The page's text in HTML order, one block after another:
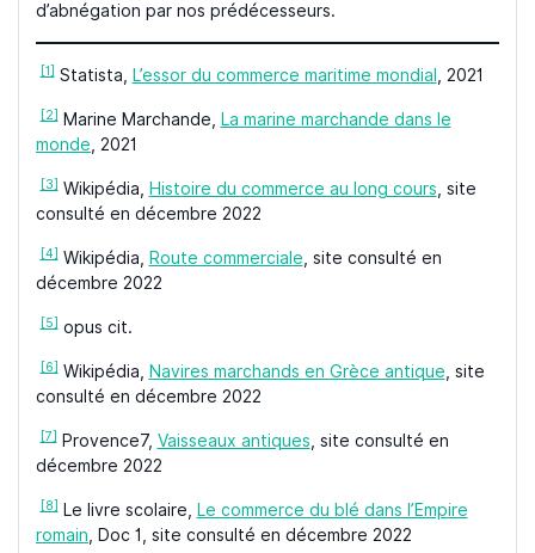
d’abnégation par nos prédécesseurs.
[1]Statista, L’essor du commerce maritime mondial , 2021
[2]Marine Marchande, La marine marchande dans le
monde, 2021
[3]Wikipédia, Histoire du commerce au long cours, site
consulté en décembre 2022
[4]Wikipédia, Route commerciale, site consulté en
décembre 2022
[5]opus cit.
[6]Wikipédia, Navires marchands en Grèce antique, site
consulté en décembre 2022
[7]Provence7, Vaisseaux antiques, site consulté en
décembre 2022
[8]Le livre scolaire, Le commerce du blé dans l’Empire
romain, Doc 1, site consulté en décembre 2022